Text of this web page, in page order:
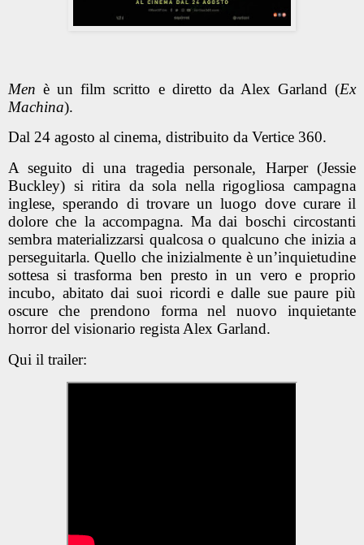
Menè un film scritto e diretto da Alex Garland (Ex
Machina).
Dal 24 agosto al cinema, distribuito da Vertice 360.
A seguito di una tragedia personale, Harper (Jessie
Buckley) si ritira da sola nella rigogliosa campagna
inglese, sperando di trovare un luogo dove curare il
dolore che la accompagna. Ma dai boschi circostanti
sembra materializzarsi qualcosa o qualcuno che inizia a
perseguitarla. Quello che inizialmente è un’inquietudine
sottesa si trasforma ben presto in un vero e proprio
incubo, abitato dai suoi ricordi e dalle sue paure più
oscure che prendono forma nel nuovo inquietante
horror del visionario regista Alex Garland.
Qui il trailer: